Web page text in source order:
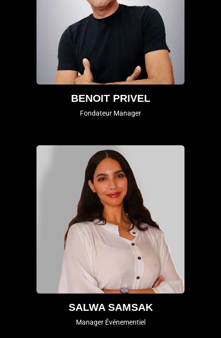
BENOIT PRIVEL
Fondateur Manager
SALWA SAMSAK
Manager Événementiel